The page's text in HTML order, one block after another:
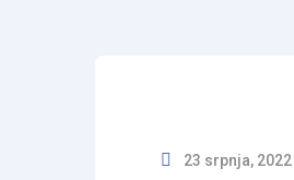
23 srpnja, 2022